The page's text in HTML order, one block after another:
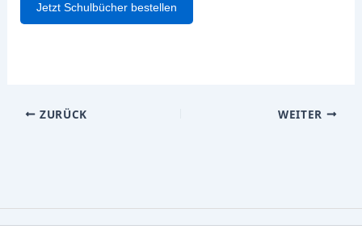
Jetzt Schulbücher bestellen
ZURÜCK WEITER